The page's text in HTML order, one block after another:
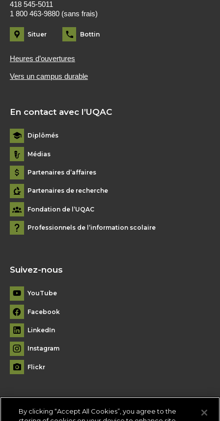
418 545-5011
1 800 463-9880 (sans frais)
Situer Bottin
Heures d’ouvertures
Vers un campus durable
En contact avec l’UQAC
Diplômés
Médias
Partenaires d’affaires
Partenaires de recherche
Fondation de l’UQAC
Professionnels de l’information scolaire
Suivez-nous
YouTube
Facebook
LinkedIn
Instagram
Flickr
By clicking “Accept All Cookies”, you agree to the